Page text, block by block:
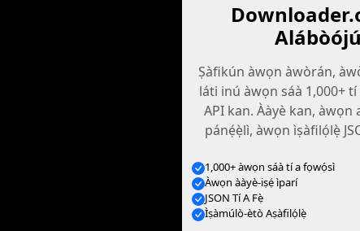
Ṣàfikún àwọn àwòrán,
láti inú àwọn sáà 1,000+
API kan. Ààyè kan,
pánẹ́ẹ̀lì, àwọn ìṣàfilọ́lẹ̀
1,000+ àwọn sáà tí a fọwọ́sì
Àwọn ààyè-iṣẹ́ ìparí
JSON Tí A Fẹ̀
Ìṣàmúlò-ètò Aṣàfilọ́lẹ̀